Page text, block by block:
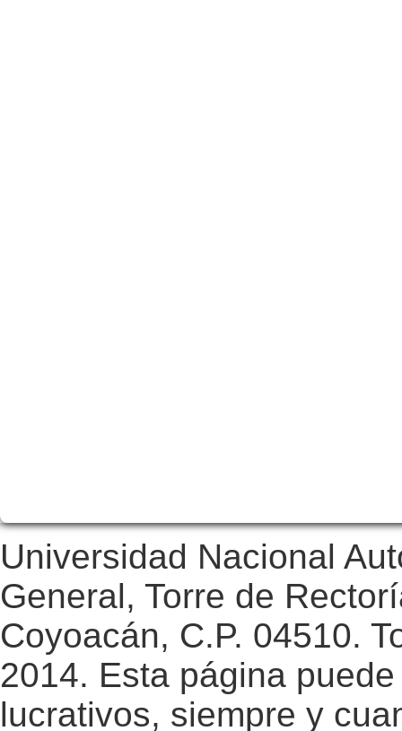
Universidad Nacional
General, Torre de
Coyoacán, C.P. 04510.
2014. Esta página
lucrativos, siempre y